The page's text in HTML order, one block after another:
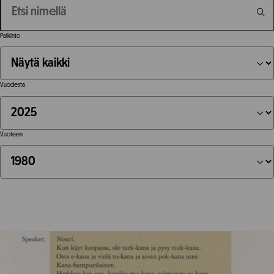
Palkinto
Vuodesta
Vuoteen